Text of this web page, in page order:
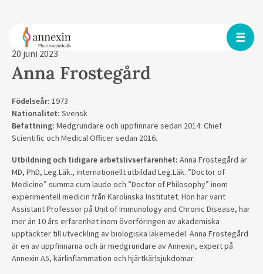
20 juni 2023
Anna Frostegård
Födelseår: 1973
Nationalitet: Svensk
Befattning: Medgrundare och uppfinnare sedan 2014. Chief
Scientific och Medical Officer sedan 2016.
Utbildning och tidigare arbetslivserfarenhet: Anna Frostegård är
MD, PhD, Leg.Läk., internationellt utbildad Leg.Läk. ”Doctor of
Medicine” summa cum laude och ”Doctor of Philosophy” inom
experimentell medicin från Karolinska Institutet. Hon har varit
Assistant Professor på Unit of Immunology and Chronic Disease, har
mer än 10 års erfarenhet inom överföringen av akademiska
upptäckter till utveckling av biologiska läkemedel. Anna Frostegård
är en av uppfinnarna och är medgrundare av Annexin, expert på
Annexin A5, kärlinflammation och hjärtkärlsjukdomar.